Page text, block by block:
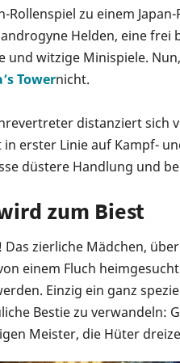
Rollenspiel zu einem
Helden, eine frei
und witzige Minispiele.
Towernicht.
distanziert sich
erster Linie auf Kampf-
düstere Handlung und
zum Biest
zierliche Mädchen,
einem Fluch
Einzig ein ganz
Bestie zu verwandeln:
Meister, die Hüter